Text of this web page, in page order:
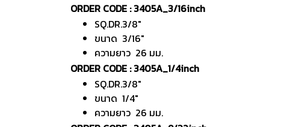
ORDER CODE : 3405A_3/16inch
SQ.DR.3/8"
ขนาด 3/16"
ความยาว 26 มม.
ORDER CODE : 3405A_1/4inch
SQ.DR.3/8"
ขนาด 1/4"
ความยาว 26 มม.